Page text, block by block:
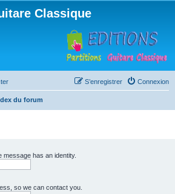
Classique
Connexion
S’enregistrer
du forum
message has an identity.
so we can contact you.